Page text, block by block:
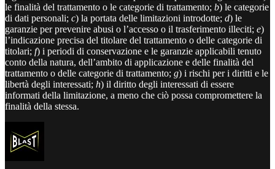
le finalità del trattamento o le categorie di trattamento; b) le categorie
di dati personali; c) la portata delle limitazioni introdotte; d) le
garanzie per prevenire abusi o l’accesso o il trasferimento illeciti; e)
l’indicazione precisa del titolare del trattamento o delle categorie di
titolari; f) i periodi di conservazione e le garanzie applicabili tenuto
conto della natura, dell’ambito di applicazione e delle finalità del
trattamento o delle categorie di trattamento; g) i rischi per i diritti e le
libertà degli interessati; h) il diritto degli interessati di essere
informati della limitazione, a meno che ciò possa compromettere la
finalità della stessa.